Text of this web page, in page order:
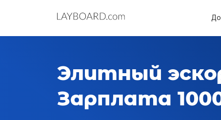
Элитный
Зарплата